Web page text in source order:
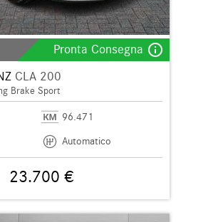
Pronta Consegna info_outline
CLA 200
Brake Sport
96.471
Automatico
23.700 €